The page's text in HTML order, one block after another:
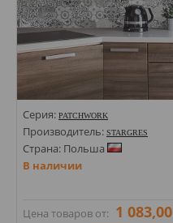
Серия: PATCHWORK
Производитель: STARGRES
Страна: Польша
В наличии
Цена товаров от: 1 083,00